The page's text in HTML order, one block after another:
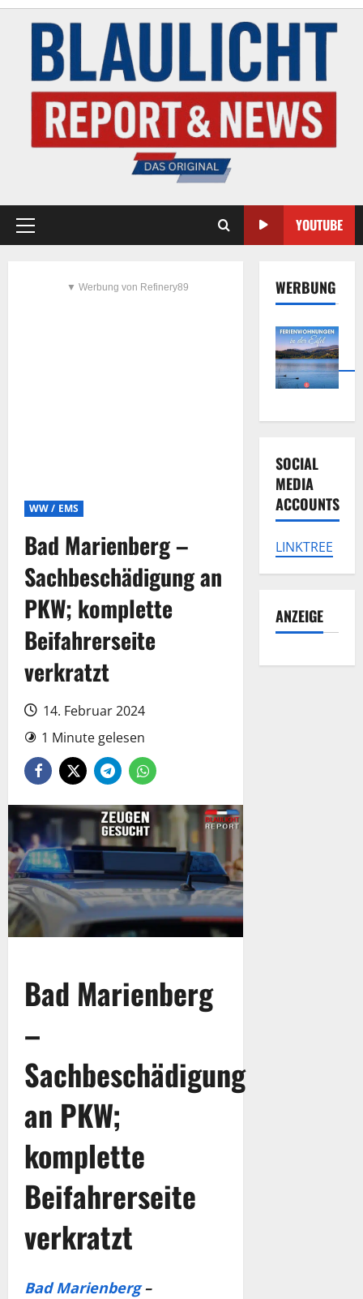
YOUTUBE
▼ Werbung von Refinery89
WW / EMS
Bad Marienberg –
Sachbeschädigung an
PKW; komplette
Beifahrerseite
verkratzt
14. Februar 2024
1 Minute gelesen
Bad Marienberg
–
Sachbeschädigung
an PKW;
komplette
Beifahrerseite
verkratzt
Bad Marienberg–
WERBUNG
SOCIAL
MEDIA
ACCOUNTS
LINKTREE
ANZEIGE